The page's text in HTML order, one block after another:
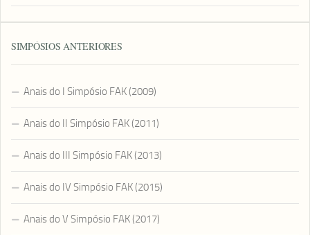
SIMPÓSIOS ANTERIORES
Anais do I Simpósio FAK (2009)
Anais do II Simpósio FAK (2011)
Anais do III Simpósio FAK (2013)
Anais do IV Simpósio FAK (2015)
Anais do V Simpósio FAK (2017)